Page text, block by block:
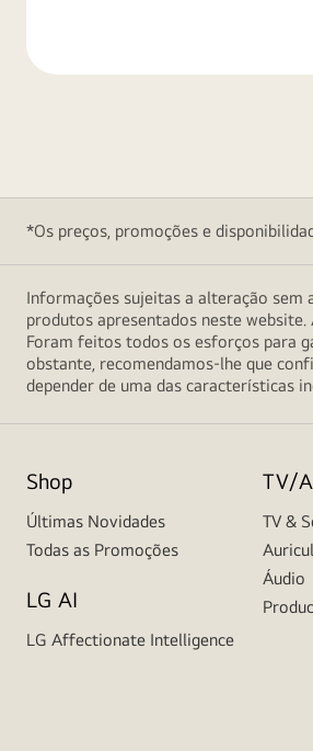
*Os preços, promoções e
Informações sujeitas a alteração sem
produtos apresentados neste
Foram feitos todos os esforços para
obstante, recomendamos-lhe que
depender de uma das características
Shop
Últimas Novidades
Todas as Promoções
LG AI
LG Affectionate Intelligence
TV/
TV &
Áudio